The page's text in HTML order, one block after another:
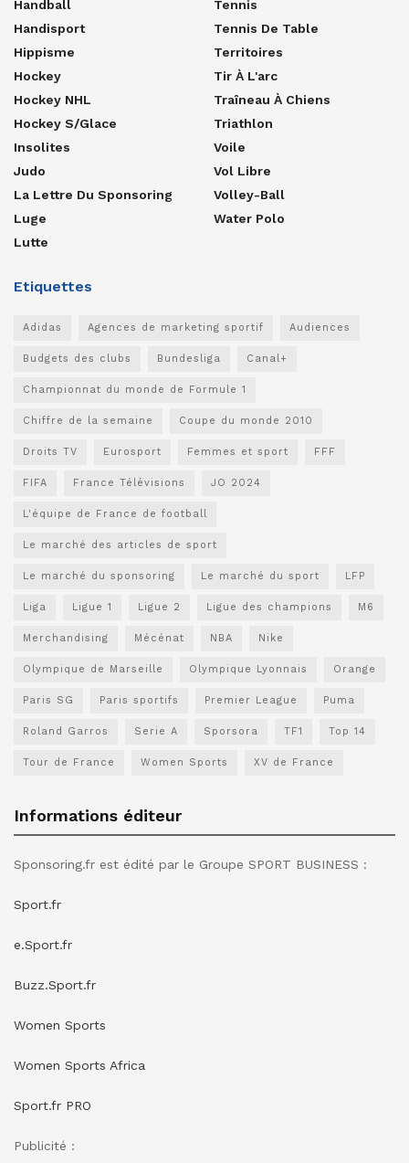
Handball
Handisport
Hippisme
Hockey
Hockey NHL
Hockey S/glace
Insolites
Judo
La Lettre Du Sponsoring
Luge
Lutte
Tennis
Tennis De Table
Territoires
Tir À L'arc
Traîneau À Chiens
Triathlon
Voile
Vol Libre
Volley-Ball
Water Polo
Etiquettes
Adidas Agences de marketing sportif Audiences
Budgets des clubs Bundesliga Canal+
Championnat du monde de Formule 1
Chiffre de la semaine Coupe du monde 2010
Droits TV Eurosport Femmes et sport FFF
FIFA France Télévisions JO 2024
L'équipe de France de football
Le marché des articles de sport
Le marché du sponsoring Le marché du sport LFP
Liga Ligue 1 Ligue 2 Ligue des champions M6
Merchandising Mécénat NBA Nike
Olympique de Marseille Olympique Lyonnais Orange
Paris SG Paris sportifs Premier League Puma
Roland Garros Serie A Sporsora TF1 Top 14
Tour de France Women Sports XV de France
Informations éditeur
Sponsoring.fr est édité par le Groupe SPORT BUSINESS :
Sport.fr
e.Sport.fr
Buzz.Sport.fr
Women Sports
Women Sports Africa
Sport.fr PRO
Publicité :